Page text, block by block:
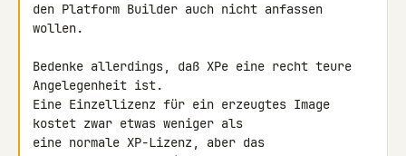
den Platform Builder auch nicht anfassen
wollen.
Bedenke allerdings, daß XPe eine recht teure
Angelegenheit ist.
Eine Einzellizenz für ein erzeugtes Image
kostet zwar etwas weniger als
eine normale XP-Lizenz, aber das